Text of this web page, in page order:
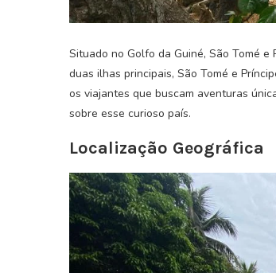
Situado no Golfo da Guiné, São Tomé
duas ilhas principais, São Tomé e
os viajantes que buscam aventuras
sobre esse curioso país.
Localização Geográfica